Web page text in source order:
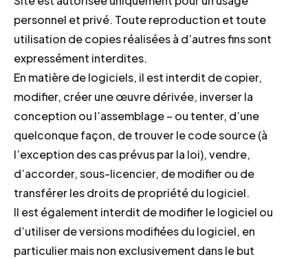
personnel et privé. Toute reproduction et toute
utilisation de copies réalisées à d’autres fins sont
expressément interdites.
En matière de logiciels, il est interdit de copier,
modifier, créer une œuvre dérivée, inverser la
conception ou l’assemblage – ou tenter, d’une
quelconque façon, de trouver le code source (à
l’exception des cas prévus par la loi), vendre,
d’accorder, sous-licencier, de modifier ou de
transférer les droits de propriété du logiciel.
Il est également interdit de modifier le logiciel ou
d’utiliser de versions modifiées du logiciel, en
particulier mais non exclusivement dans le but